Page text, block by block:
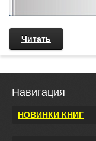
Читать
Навигация
НОВИНКИ КНИГ